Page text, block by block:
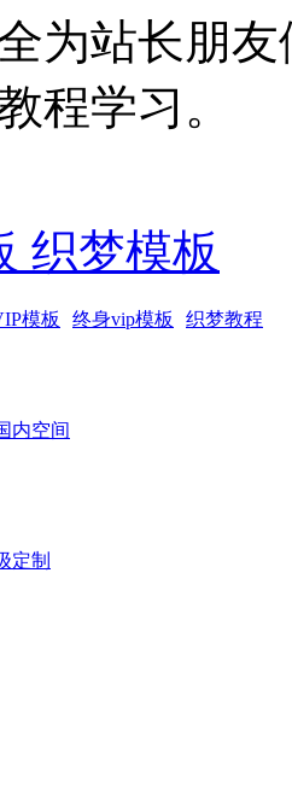
为站长朋
程学习。
织梦模板
模板 终身vip模板 织梦教程
内空间
定制